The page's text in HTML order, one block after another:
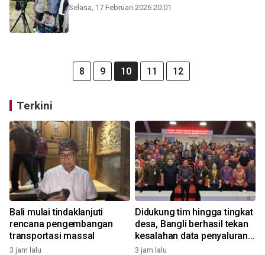
Selasa, 17 Februari 2026 20:01
8 9 10 11 12
Terkini
Bali mulai tindaklanjuti
rencana pengembangan
transportasi massal
3 jam lalu
Didukung tim hingga tingkat
desa, Bangli berhasil tekan
kesalahan data penyaluran
bansos
3 jam lalu